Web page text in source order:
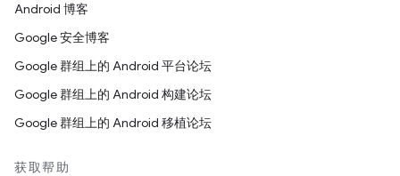
Android 博客
Google 安全博客
Google 群组上的 Android 平台论坛
Google 群组上的 Android 构建论坛
Google 群组上的 Android 移植论坛
获取帮助